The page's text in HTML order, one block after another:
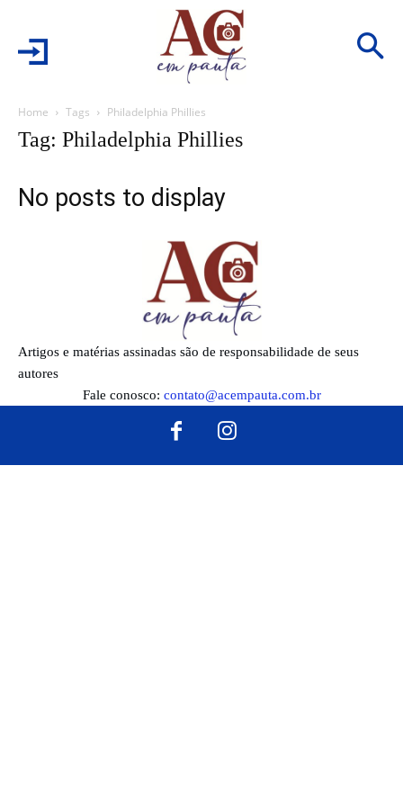
Home Tags Philadelphia Phillies
Tag: Philadelphia Phillies
No posts to display
Artigos e matérias assinadas são de responsabilidade de seus
autores
Fale conosco: contato@acempauta.com.br